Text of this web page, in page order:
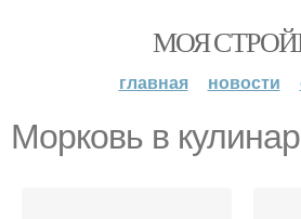
МОЯ
главная новости
Морковь в